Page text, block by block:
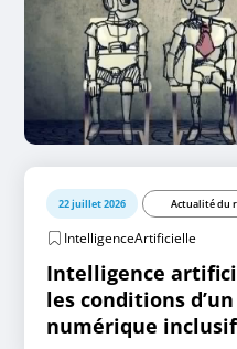
22 juillet 2026 Actualité du
IntelligenceArtificielle
Intelligence
les conditions
numérique